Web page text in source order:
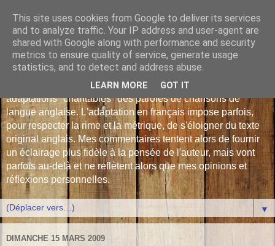
Les Monophonies de
Polyphrène
Versions françaises inédites : déjà plus de 510 traductions -
adaptations "chantables" des paroles de chansons de
langue anglaise. L'adaptation en français impose parfois,
pour respecter la rime et la métrique, de s'éloigner du texte
original anglais. Mes commentaires tentent alors de fournir
un éclairage plus fidèle à la pensée de l'auteur, mais vont
parfois au-delà et ne reflètent alors que mes opinions et
réflexions personnelles.
▼
DIMANCHE 15 MARS 2009
This site uses cookies from Google to deliver its services
and to analyze traffic. Your IP address and user-agent are
shared with Google along with performance and security
metrics to ensure quality of service, generate usage
statistics, and to detect and address abuse.
LEARN MORE GOT IT